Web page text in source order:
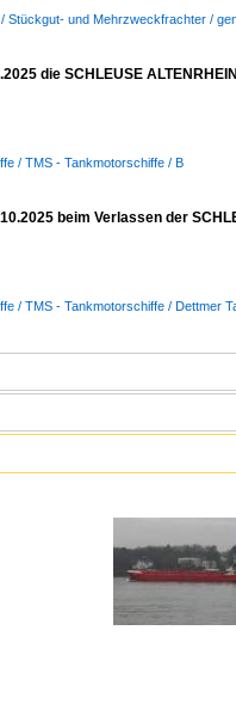
Stückgut- und Mehrzweckfrachter /
die SCHLEUSE
/ TMS - Tankmotorschiffe / B
beim Verlassen der
/ TMS - Tankmotorschiffe / Dettmer